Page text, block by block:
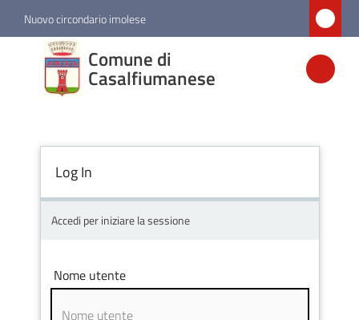
Vai al contenuto
Vai alla navigazione
Vai al footer
Nuovo circondario imolese
Comune di
Casalfiumanese
Comune di
Casalfiumanese
Amministrazione
Novità
Vivere
Casalfiumanese
Log In
Accedi per iniziare la sessione
Nome utente